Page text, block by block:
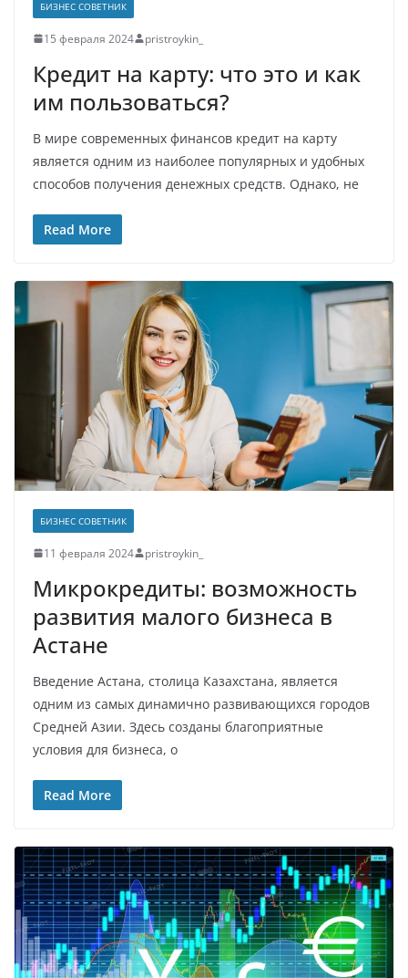
БИЗНЕС СОВЕТНИК
15 февраля 2024 pristroykin_
Кредит на карту: что это и как
им пользоваться?
В мире современных финансов кредит на карту
является одним из наиболее популярных и удобных
способов получения денежных средств. Однако, не
Read More
БИЗНЕС СОВЕТНИК
11 февраля 2024 pristroykin_
Микрокредиты: возможность
развития малого бизнеса в
Астане
Введение Астана, столица Казахстана, является
одним из самых динамично развивающихся городов
Средней Азии. Здесь созданы благоприятные
условия для бизнеса, о
Read More